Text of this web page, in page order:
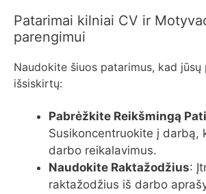
Patarimai kilniai CV ir
parengimui
Naudokite šiuos patarimus, kad jūsų
išsiskirtų:
Pabrėžkite Reikšmingą
Susikoncentruokite į darbą,
darbo reikalavimus.
Naudokite Raktažodžius:
raktažodžius iš darbo